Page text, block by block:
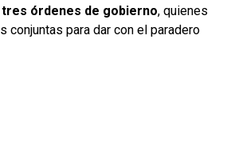
órdenes de gobierno, quienes
conjuntas para dar con el paradero